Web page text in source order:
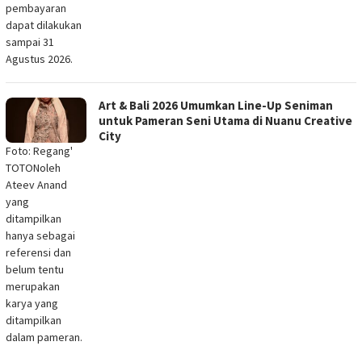
pembayaran
dapat dilakukan
sampai 31
Agustus 2026.
Foto: Regang'
TOTONoleh
Ateev Anand
yang
ditampilkan
hanya sebagai
referensi dan
belum tentu
merupakan
karya yang
ditampilkan
dalam pameran.
Art & Bali 2026 Umumkan Line-Up Seniman
untuk Pameran Seni Utama di Nuanu Creative
City